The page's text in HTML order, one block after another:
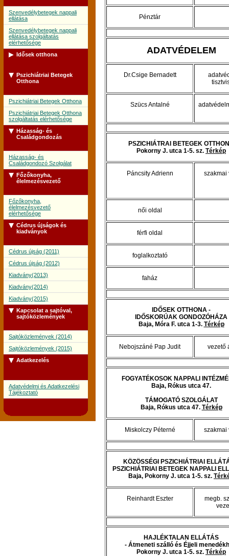
Szenvedélybetegek nappali
ellátása
Szenvedélybetegek nappali
ellátása szolgáltatás
elérhetősége
Idősek otthona
Idősek Otthona
elérhetősége
Pszichiátriai Betegek
Otthona
Pszichiátriai Betegek Otthona
Pszichiátriai Betegek Otthona
szolgáltatás elérhetősége
Házasság- és
Családgondozás
Házasság- és
Családgondozó Szolgálat
Főzőkonyha,
élelmezésvezető
Főzőkonyha,
élelmezésvezető
elérhetősége
Cédrus újságok és
kiadványok
Cédrus újság (2011)
Cédrus újság (2012)
Kiadvány(2013)
Kiadvány(2014)
Kiadvány(2015)
Kapcsolat a sajtóval,
sajtóközlemények
Sajtóközlemények (2014)
Sajtóközlemények (2015)
Adatkezelés
Adatvédelmi és Adatkezelési
Tájékoztató
Pénztár
ADATVÉDELEM
Dr.Csige Bernadett
Szücs Antalné
PSZICHIÁTRAI BETEGEK
Pokorny J. utca 1-5. sz. Térkép
Páncsity Adrienn szakmai
női oldal
férfi oldal
foglalkoztató
faház
IDŐSEK OTTHONA -
IDŐSKORÚAK GONDOZÓHÁZA
Baja, Móra F. utca 1-3. Térkép
Nebojszáné Pap Judit vezető
FOGYATÉKOSOK NAPPALI
Baja, Rókus utca 47.
TÁMOGATÓ SZOLGÁLAT
Baja, Rókus utca 47. Térkép
Miskolczy Péterné szakmai
KÖZÖSSÉGI PSZICHIÁTRIAI
PSZICHIÁTRIAI BETEGEK NAPPALI
Baja, Pokorny J. utca 1-5. sz.
Reinhardt Eszter
megb.
HAJLÉKTALAN ELLÁTÁS
- Átmeneti szálló és Éjjeli
Pokorny J. utca 1-5. sz. Térkép